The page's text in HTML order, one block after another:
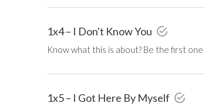
1x4 – I Don't Know You
Know what this is about? Be the first one
1x5 – I Got Here By Myself